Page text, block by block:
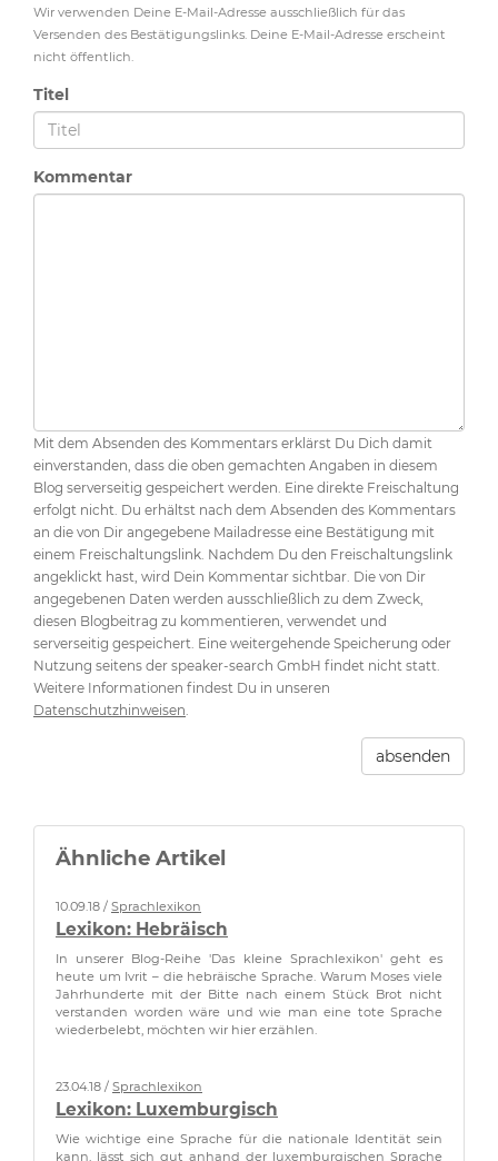
Wir verwenden Deine E-Mail-Adresse ausschließlich für das
Versenden des Bestätigungslinks. Deine E-Mail-Adresse erscheint
nicht öffentlich.
Titel
Kommentar
Mit dem Absenden des Kommentars erklärst Du Dich damit
einverstanden, dass die oben gemachten Angaben in diesem
Blog serverseitig gespeichert werden. Eine direkte Freischaltung
erfolgt nicht. Du erhältst nach dem Absenden des Kommentars
an die von Dir angegebene Mailadresse eine Bestätigung mit
einem Freischaltungslink. Nachdem Du den Freischaltungslink
angeklickt hast, wird Dein Kommentar sichtbar. Die von Dir
angegebenen Daten werden ausschließlich zu dem Zweck,
diesen Blogbeitrag zu kommentieren, verwendet und
serverseitig gespeichert. Eine weitergehende Speicherung oder
Nutzung seitens der speaker-search GmbH findet nicht statt.
Weitere Informationen findest Du in unseren
Datenschutzhinweisen
absenden
Ähnliche Artikel
10.09.18 / Sprachlexikon
Lexikon: Hebräisch
In unserer Blog-Reihe 'Das kleine Sprachlexikon' geht es
heute um Ivrit – die hebräische Sprache. Warum Moses viele
Jahrhunderte mit der Bitte nach einem Stück Brot nicht
verstanden worden wäre und wie man eine tote Sprache
wiederbelebt, möchten wir hier erzählen.
23.04.18 / Sprachlexikon
Lexikon: Luxemburgisch
Wie wichtige eine Sprache für die nationale Identität sein
kann, lässt sich gut anhand der luxemburgischen Sprache